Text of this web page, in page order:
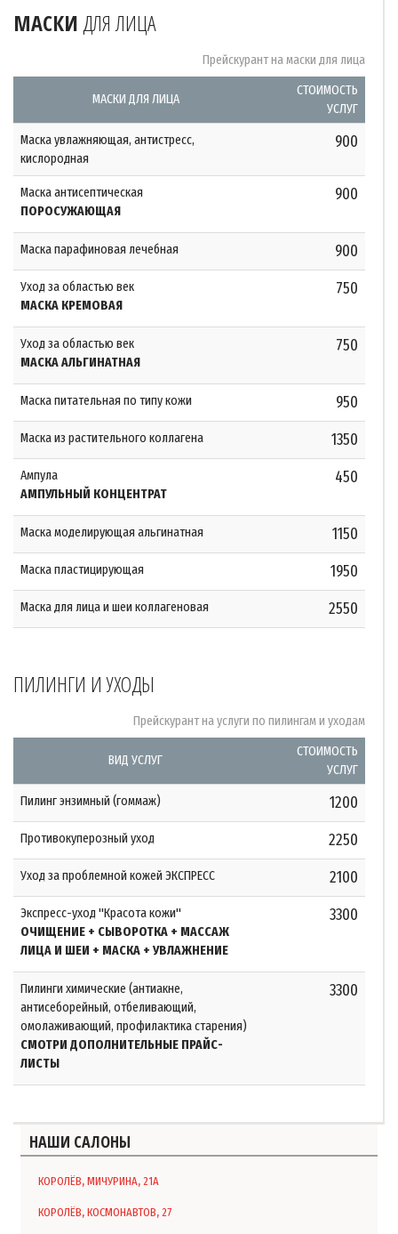
МАСКИДЛЯ ЛИЦА
Прейскурант на маски для лица
МАСКИ ДЛЯ ЛИЦА
СТОИМОСТЬ
УСЛУГ
Маска увлажняющая, антистресс,
кислородная
900
Маска антисептическая
ПОРОСУЖАЮЩАЯ
900
Маска парафиновая лечебная 900
Уход за областью век
МАСКА КРЕМОВАЯ
750
Уход за областью век
МАСКА АЛЬГИНАТНАЯ
750
Маска питательная по типу кожи 950
Маска из растительного коллагена 1350
Ампула
АМПУЛЬНЫЙ КОНЦЕНТРАТ
450
Маска моделирующая альгинатная 1150
Маска пластицирующая 1950
Маска для лица и шеи коллагеновая 2550
ПИЛИНГИ И УХОДЫ
Прейскурант на услуги по пилингам и уходам
ВИД УСЛУГ
СТОИМОСТЬ
УСЛУГ
Пилинг энзимный (гоммаж)
1200
Противокуперозный уход 2250
Уход за проблемной кожей ЭКСПРЕСС 2100
Экспресс-уход "Красота кожи"
ОЧИЩЕНИЕ + СЫВОРОТКА + МАССАЖ
ЛИЦА И ШЕИ + МАСКА + УВЛАЖНЕНИЕ
3300
Пилинги химические (антиакне,
антисеборейный, отбеливающий,
омолаживающий, профилактика старения)
СМОТРИ ДОПОЛНИТЕЛЬНЫЕ ПРАЙС-
ЛИСТЫ
3300
НАШИ САЛОНЫ
КОРОЛЁВ, МИЧУРИНА, 21А
КОРОЛЁВ, КОСМОНАВТОВ, 27